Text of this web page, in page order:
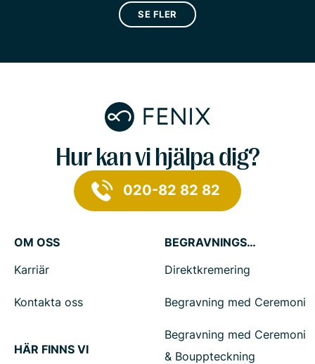
SE FLER
Hur kan vi hjälpa dig?
020-82 82 82
OM OSS
Karriär
Kontakta oss
HÄR FINNS VI
BEGRAVNINGSTJÄNSTER
Direktkremering
Begravning med Ceremoni
Begravning med Ceremoni
& Bouppteckning